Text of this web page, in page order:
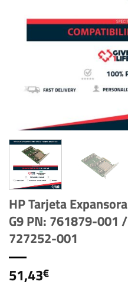
HP Tarjeta
G9 PN: 761879-
727252-001
51,43€